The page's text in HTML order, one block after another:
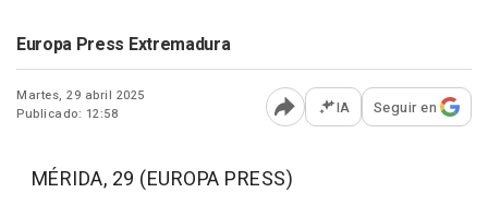
Europa Press Extremadura
Martes, 29 abril 2025
Publicado: 12:58
Abrir opciones para
IA Seguir en
MÉRIDA, 29 (EUROPA PRESS)